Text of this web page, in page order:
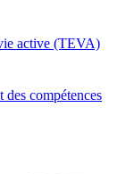
active (TEVA)
des compétences